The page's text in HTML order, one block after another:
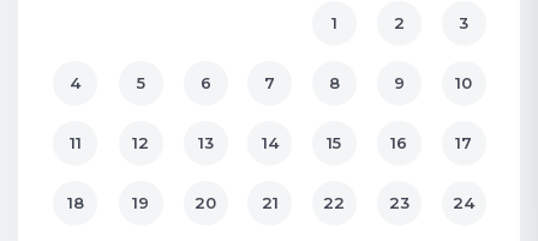
1 2 3
4 5 6 7 8 9 10
11 12 13 14 15 16 17
18 19 20 21 22 23 24